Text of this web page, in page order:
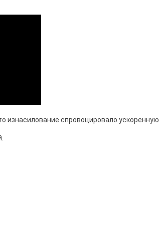
изнасилование спровоцировало ускоренную